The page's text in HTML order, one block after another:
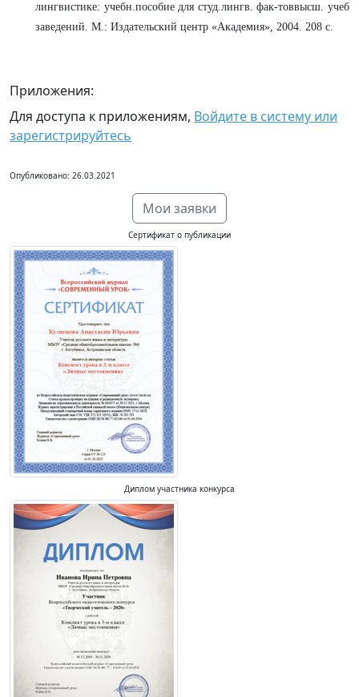
лингвистике: учебн.пособие для студ.лингв. фак-товвысш. учеб
заведений. М.: Издательский центр «Академия», 2004. 208 с.
Приложения:
Для доступа к приложениям, Войдите в систему или
зарегистрируйтесь
Опубликовано: 26.03.2021
Мои заявки
Сертификат о публикации
Диплом участника конкурса